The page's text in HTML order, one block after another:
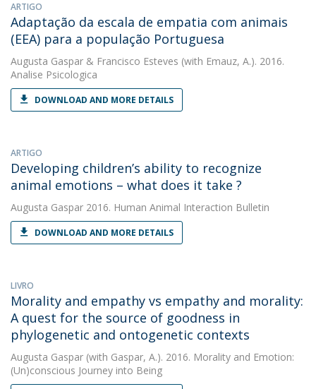
ARTIGO
Adaptação da escala de empatia com animais
(EEA) para a população Portuguesa
Augusta Gaspar & Francisco Esteves (with Emauz, A.). 2016.
Analise Psicologica
DOWNLOAD AND MORE DETAILS
ARTIGO
Developing children’s ability to recognize
animal emotions – what does it take ?
Augusta Gaspar 2016. Human Animal Interaction Bulletin
DOWNLOAD AND MORE DETAILS
LIVRO
Morality and empathy vs empathy and morality:
A quest for the source of goodness in
phylogenetic and ontogenetic contexts
Augusta Gaspar (with Gaspar, A.). 2016. Morality and Emotion:
(Un)conscious Journey into Being